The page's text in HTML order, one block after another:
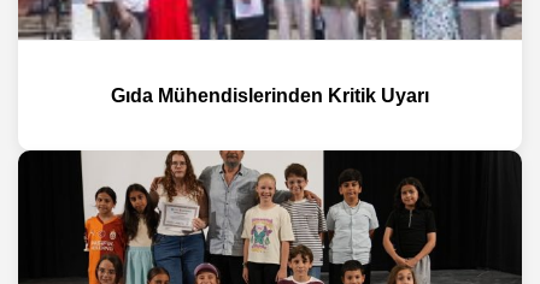
Gıda Mühendislerinden Kritik Uyarı